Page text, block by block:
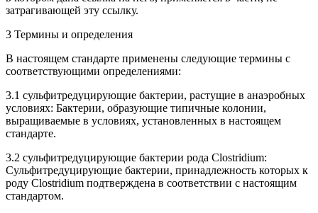
затрагивающей эту ссылку.
3 Термины и определения
В настоящем стандарте применены следующие термины с
соответствующими определениями:
3.1 сульфитредуцирующие бактерии, растущие в анаэробных
условиях: Бактерии, образующие типичные колонии,
выращиваемые в условиях, установленных в настоящем
стандарте.
3.2 сульфитредуцирующие бактерии рода Clostridium:
Сульфитредуцирующие бактерии, принадлежность которых к
роду Clostridium подтверждена в соответствии с настоящим
стандартом.